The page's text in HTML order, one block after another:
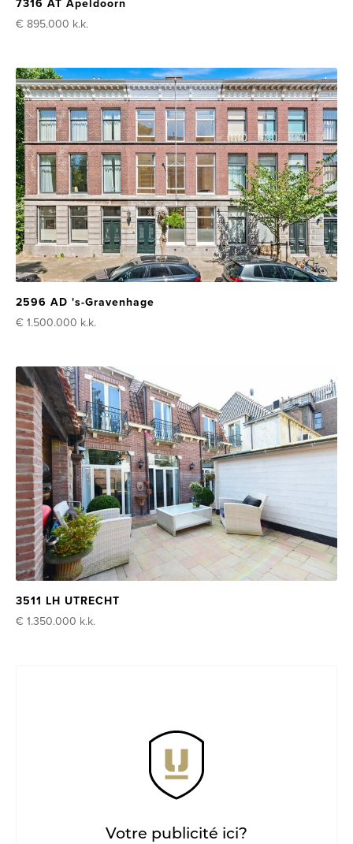
7316 AT Apeldoorn
€ 895.000 k.k.
2596 AD 's-Gravenhage
€ 1.500.000 k.k.
3511 LH UTRECHT
€ 1.350.000 k.k.
Votre publicité ici?